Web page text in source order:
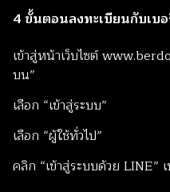
4 ขั้นตอนลงทะเบียนกับเบ
เข้าสู่หน้าเว็บไซต์
บน”
เลือก “เข้าสู่ระบบ”
เลือก “ผู้ใช้ทั่วไป”
คลิก “เข้าสู่ระบบด้วย